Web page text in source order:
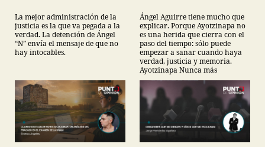
La mejor administración de la
justicia es la que va pegada a la
verdad. La detención de Ángel
“N” envía el mensaje de que no
hay intocables.
Ángel Aguirre tiene mucho que
explicar. Porque Ayotzinapa no
es una herida que cierra con el
paso del tiempo: sólo puede
empezar a sanar cuando haya
verdad, justicia y memoria.
Ayotzinapa Nunca más